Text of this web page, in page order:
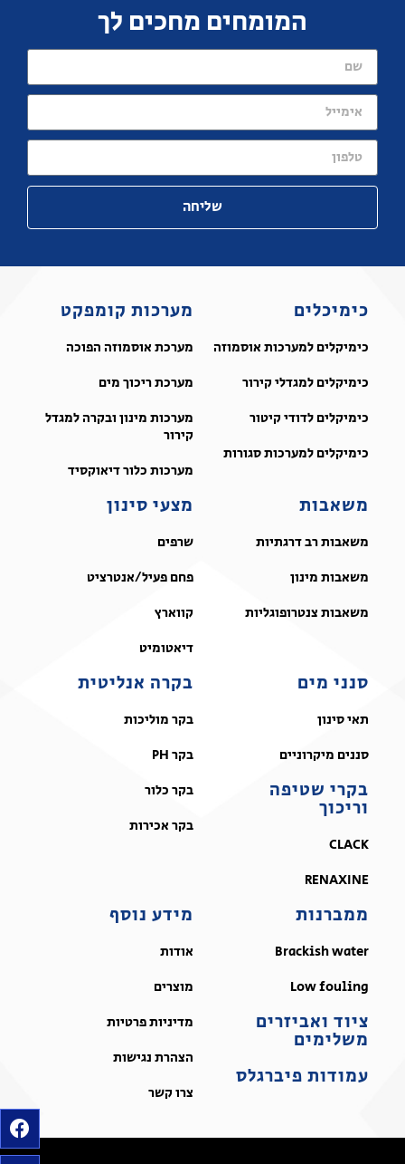
המומחים מחכים לך
שליחה
כימיכלים
כימיקלים למערכות אוסמוזה
כימיקלים למגדלי קירור
כימיקלים לדודי קיטור
כימיקלים למערכות סגורות
מערכות קומפקט
מערכת אוסמוזה הפוכה
מערכת ריכוך מים
מערכות מינון ובקרה למגדל
קירור
מערכות כלור דיאוקסיד
משאבות
משאבות רב דרגתיות
משאבות מינון
משאבות צנטרופוגליות
מצעי סינון
שרפים
פחם פעיל/אנטרציט
קווארץ
דיאטומיט
סנני מים
תאי סינון
סננים מיקרוניים
בקרי שטיפה
וריכוך
CLACK
RENAXINE
בקרה אנליטית
בקר מוליכות
בקר PH
בקר כלור
בקר אכירות
ממברנות
Brackish water
Low fouling
ציוד ואביזרים
משלימים
עמודות פיברגלס
מידע נוסף
אודות
מוצרים
מדיניות פרטיות
הצהרת נגישות
צרו קשר